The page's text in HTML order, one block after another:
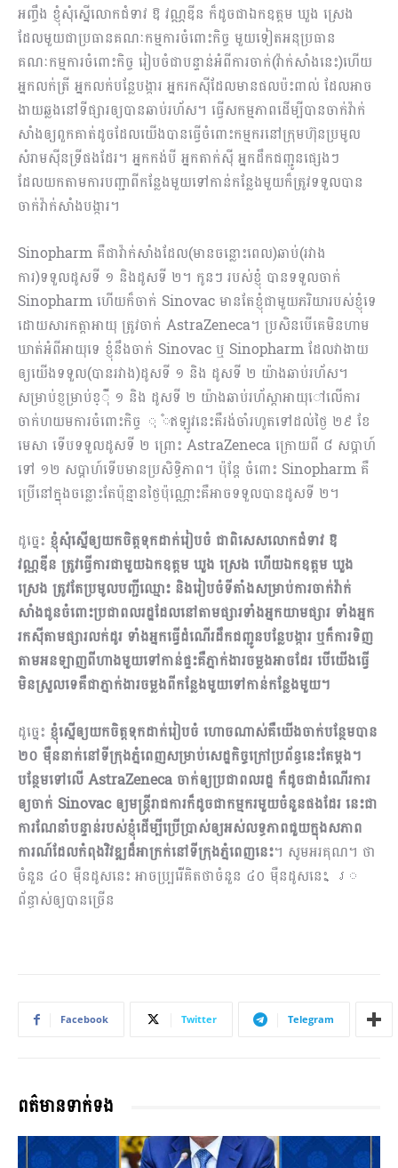
អញ្ចឹង ខ្ញុំសុំស្នើលោកជំទាវ ឱ វណ្ណឌីន ក៏ដូចជាឯកឧត្តម ឃួង ស្រេង
ដែលមួយជាប្រធានគណៈកម្មការចំពោះកិច្ច មួយទៀតអនុប្រធាន
គណៈកម្មការចំពោះកិច្ច រៀបចំជាបន្ទាន់អំពីការចាក់(វ៉ាក់សាំងនេះ)ហើយ
អ្នកលក់ត្រី អ្នកលក់បន្លែបង្ការ អ្នករកស៊ីដែលមានផលប៉ះពាល់ ដែលអាច
ងាយឆ្លងនៅទីផ្សារឲ្យបានឆាប់រហ័ស។ ធ្វើសកម្មភាពដើម្បីបានចាក់វ៉ាក់
សាំងឲ្យពួកគាត់ដូចដែលយើងបានធ្វើចំពោះកម្មករនៅក្រុមហ៊ុនប្រមូល
សំរាមស៊ីនទ្រីផងដែរ។ អ្នកកង់បី អ្នកតាក់ស៊ី អ្នកដឹកជញ្ជូនផ្សេងៗ
ដែលយកតាមការបញ្ជាពីកន្លែងមួយទៅកាន់កន្លែងមួយក៏ត្រូវទទួលបាន
ចាក់វ៉ាក់សាំងបង្ការ។
Sinopharm គឺជាវ៉ាក់សាំងដែល(មានចន្លោះពេល)ឆាប់(រវាង
ការ)ទទួលដូសទី ១ និងដូសទី ២។ កូនៗ របស់ខ្ញុំ បានទទួលចាក់
Sinopharm ហើយក៏ចាក់ Sinovac មានតែខ្ញុំជាមួយភរិយារបស់ខ្ញុំទេ
ដោយសារកត្តាអាយុ ត្រូវចាក់ AstraZeneca។ ប្រសិនបើគេមិនហាម
ឃាត់អំពីអាយុទេ ខ្ញុំនឹងចាក់ Sinovac ឬ Sinopharm ដែលវាងាយ
ឲ្យយើងទទួល(បានរវាង)ដូសទី ១ និង ដូសទី ២ យ៉ាងឆាប់រហ័ស។
សម្រាប់ខ្ញម្រាប់ខ្ុំី ១ និង ដូសទី ២ យ៉ាងឆាប់រហ័ស្តាអាយុៅលើការ
ចាក់ហយមការចំពោះកិច្ច ុ ំឥឡូវនេះគឺរង់ចាំរហូតទៅដល់ថ្ងៃ ២៩ ខែ
មេសា ទើបទទួលដូសទី ២ ព្រោះ AstraZeneca ក្រោយពី ៨ សប្តាហ៍
ទៅ ១២ សប្តាហ៍ទើបមានប្រសិទ្ធិភាព។ ប៉ុន្តែ ចំពោះ Sinopharm គឺ
ប្រើនៅក្នុងចន្លោះតែប៉ុន្មានថ្ងៃប៉ុណ្ណោះគឺអាចទទួលបានដូសទី ២។
ដូច្នេះ ខ្ញុំសុំស្នើឲ្យយកចិត្តទុកដាក់រៀបចំ ជាពិសេសលោកជំទាវ ឱ
វណ្ណឌីន ត្រូវធ្វើការជាមួយឯកឧត្តម ឃួង ស្រេង ហើយឯកឧត្តម ឃួង
ស្រេង ត្រូវតែប្រមូលបញ្ជីឈ្មោះ និងរៀបចំទីតាំងសម្រាប់ការចាក់វ៉ាក់
សាំងជូនចំពោះប្រជាពលរដ្ឋដែលនៅតាមផ្សារទាំងអ្នកយាមផ្សារ ទាំងអ្នក
រកស៊ីតាមផ្សារលក់ដូរ ទាំងអ្នកធ្វើដំណើរដឹកជញ្ជូនបន្លែបង្ការ ឬក៏ការទិញ
តាមអនឡាញពីហាងមួយទៅកាន់ផ្ទះគឺភ្នាក់ងារចម្លងអាចដែរ បើយើងធ្វើ
មិនស្រួលទេគឺជាភ្នាក់ងារចម្លងពីកន្លែងមួយទៅកាន់កន្លែងមួយ។
ដូច្នេះ ខ្ញុំស្នើឲ្យយកចិត្តទុកដាក់រៀបចំ ហោចណាស់គឺយើងចាក់បន្ថែមបាន
២០​ ម៉ឺននាក់នៅទីក្រុងភ្នំពេញសម្រាប់សេដ្ឋកិច្ចក្រៅប្រព័ន្ធនេះតែម្តង។
បន្ថែមទៅលើAstraZeneca ចាក់ឲ្យប្រជាពលរដ្ឋ ក៏ដូចជាដំណើរការ
ឲ្យចាក់ Sinovacឲ្យមន្រ្តីរាជការក៏ដូចជាកម្មករមួយចំនួនផងដែរ នេះជា
ការណែនាំបន្ទាន់របស់ខ្ញុំដើម្បីប្រើប្រាស់ឲ្យអស់លទ្ធភាពជួយក្នុងសភាព
ការណ៍ដែលកំពុងវិវឌ្ឍដ៏អាក្រក់នៅទីក្រុងភ្នំពេញនេះ។ សូមអរគុណ។ ថា
ចំនួន ៤០ ម៉ឺនដូសនេះ អាចប្ប្ររើំគិតថាចំនួន ៤០ ម៉ឺនដូសនេះ ្រ
ព័ន្ធាស់ឲ្យបានច្រើន
Facebook Twitter Telegram
ពត៌មានទាក់ទង